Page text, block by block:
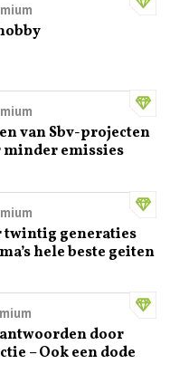
van Sbv-projecten
minder emissies
twintig generaties
hele beste geiten
door
– Ook een dode